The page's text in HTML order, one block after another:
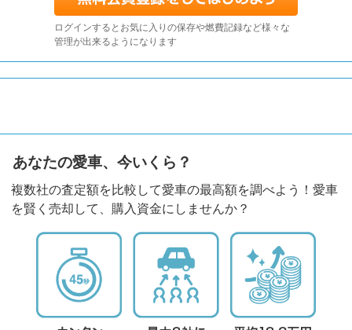
ログインするとお気に入りの保存や燃費記録など様々な
管理が出来るようになります
あなたの愛車、今いくら？
複数社の査定額を比較して愛車の最高額を調べよう！愛車
を賢く売却して、購入資金にしませんか？